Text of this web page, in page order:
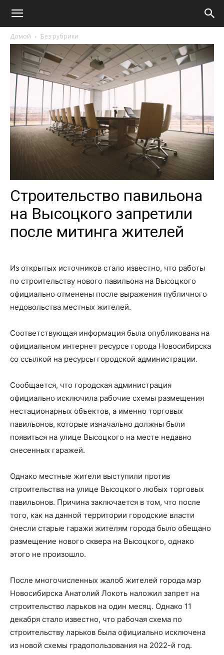
Домой Без рубрики
Строительство павильона
на Высоцкого запретили
после митинга жителей
Из открытых источников стало известно, что работы
по строительству нового павильона на Высоцкого
официально отменены после выражения публичного
недовольства местных жителей.
Соответствующая информация была опубликована на
официальном интернет ресурсе города Новосибирска
со ссылкой на ресурсы городской администрации.
Сообщается, что городская администрация
официально исключила рабочие схемы размещения
нестационарных объектов, а именно торговых
павильонов, которые изначально должны были
появиться на улице Высоцкого на месте недавно
снесенных гаражей.
Однако местные жители выступили против
строительства на улице Высоцкого любых торговых
павильонов. Причина заключается в том, что после
того, как на данной территории городские власти
снесли старые гаражи жителям города было обещано
размещение нового сквера на Высоцкого, однако
этого не произошло.
После многочисленных жалоб жителей города мэр
Новосибирска Анатолий Локоть наложил запрет на
строительство ларьков на один месяц. Однако 11
декабря стало известно, что рабочая схема по
строительству ларьков была официально исключена
из новой схемы градопользования на 2022-й год.